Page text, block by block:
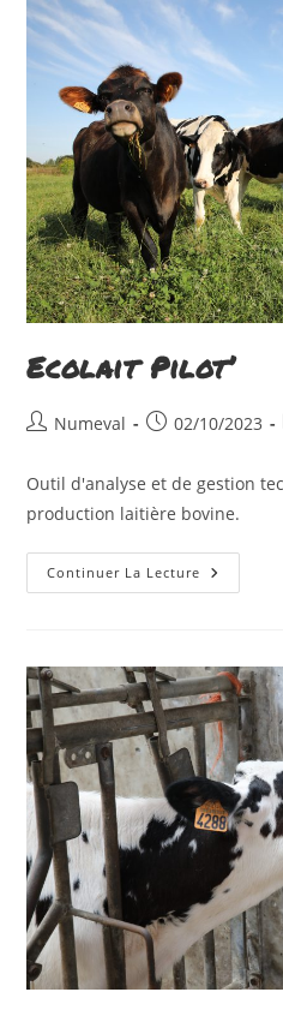
Skip
Ecolait Pilot’
Auteur/autrice
publication :
Numeval
Publication
02/10/2023
Outil d'analyse et de gestion
production laitière bovine.
Continuer La Lecture Ecolait
Pilot’